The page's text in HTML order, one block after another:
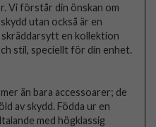
Vi förstår din önskan om
utan också är en
en kollektion
stil, speciellt för din enhet.
än bara accessoarer; de
av skydd. Födda ur en
med högklassig